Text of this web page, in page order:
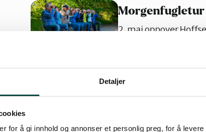
Detaljer
for å gi innhold og annonser et personlig preg, for å
Morgenfugletur
2. mai oppover
Lokale